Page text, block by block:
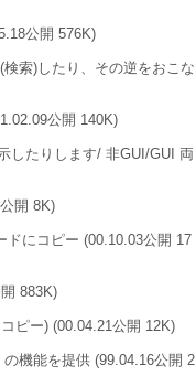
公開 576K)
索)したり、その逆をおこな
公開 140K)
したりします/ 非GUI/GUI 両
開 8K)
ドにコピー (00.10.03公開 17
883K)
ピー) (00.04.21公開 12K)
機能を提供 (99.04.16公開 2